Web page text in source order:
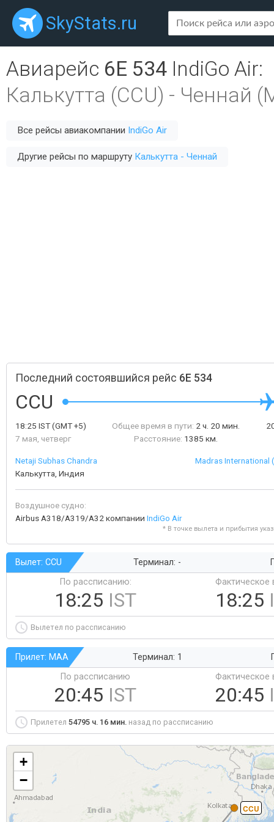
SkyStats.ru
Авиарейс 6E 534 IndiGo Air:
Калькутта (CCU) - Ченнай
Все рейсы авиакомпании IndiGo Air
Другие рейсы по маршруту Калькутта - Ченнай
Последний состоявшийся рейс 6E 534
CCU
18:25 IST(GMT +5)
7 мая, четверг
Общее время в пути: 2 ч. 20 мин.
Расстояние: 1385 км.
Netaji Subhas Chandra
Калькутта, Индия
Madras International
Воздушное судно:
Airbus A318/A319/A32 компании IndiGo Air
* В точке вылета и прибытия
Вылет: CCU Терминал: -
По рассписанию:
18:25 IST
Фактическое
18:25
Вылетел по рассписанию
Прилет: MAA Терминал: 1
По рассписанию
20:45 IST
Фактическое
20:45
Прилетел 54795 ч. 16 мин. назад по рассписанию
CCU
+
−